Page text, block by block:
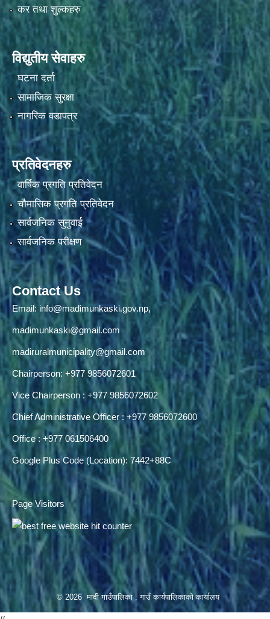
कर तथा शुल्कहरु
विद्युतीय सेवाहरु
घटना दर्ता
सामाजिक सुरक्षा
नागरिक वडापत्र
प्रतिवेदनहरु
वार्षिक प्रगति प्रतिवेदन
चौमासिक प्रगति प्रतिवेदन
सार्वजनिक सुनुवाई
सार्वजनिक परीक्षण
Contact Us
Email: info@madimunkaski.gov.np,
madimunkaski@gmail.com
madiruralmunicipality@gmail.com
Chairperson: +977 9856072601
Vice Chairperson : +977 9856072602
Chief Administrative Officer : +977 9856072600
Office : +977 061506400
Google Plus Code (Location): 7442+88C
Page Visitors
© 2026 मादी गाउँपालिका , गाउँ कार्यपालिकाको कार्यालय